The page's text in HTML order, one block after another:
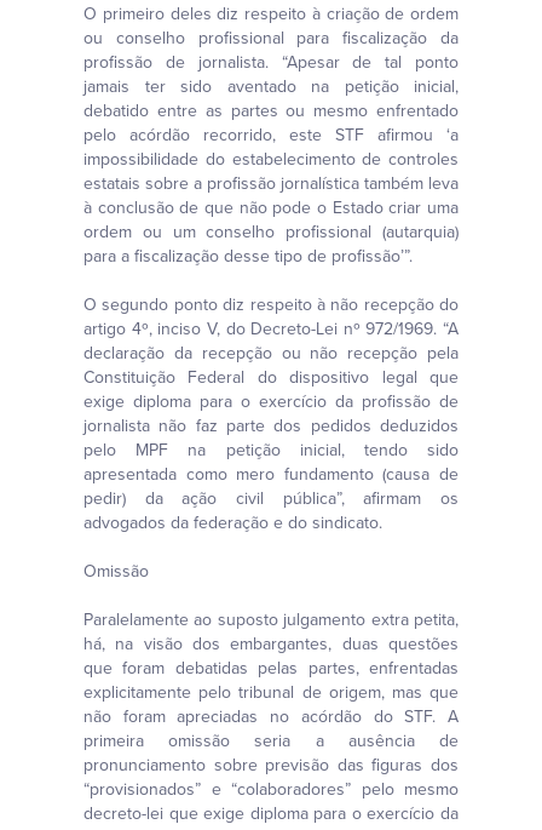
O primeiro deles diz respeito à criação de ordem
ou conselho profissional para fiscalização da
profissão de jornalista. “Apesar de tal ponto
jamais ter sido aventado na petição inicial,
debatido entre as partes ou mesmo enfrentado
pelo acórdão recorrido, este STF afirmou ‘a
impossibilidade do estabelecimento de controles
estatais sobre a profissão jornalística também leva
à conclusão de que não pode o Estado criar uma
ordem ou um conselho profissional (autarquia)
para a fiscalização desse tipo de profissão’”.
O segundo ponto diz respeito à não recepção do
artigo 4º, inciso V, do Decreto-Lei nº 972/1969. “A
declaração da recepção ou não recepção pela
Constituição Federal do dispositivo legal que
exige diploma para o exercício da profissão de
jornalista não faz parte dos pedidos deduzidos
pelo MPF na petição inicial, tendo sido
apresentada como mero fundamento (causa de
pedir) da ação civil pública”, afirmam os
advogados da federação e do sindicato.
Omissão
Paralelamente ao suposto julgamento extra petita,
há, na visão dos embargantes, duas questões
que foram debatidas pelas partes, enfrentadas
explicitamente pelo tribunal de origem, mas que
não foram apreciadas no acórdão do STF. A
primeira omissão seria a ausência de
pronunciamento sobre previsão das figuras dos
“provisionados” e “colaboradores” pelo mesmo
decreto-lei que exige diploma para o exercício da